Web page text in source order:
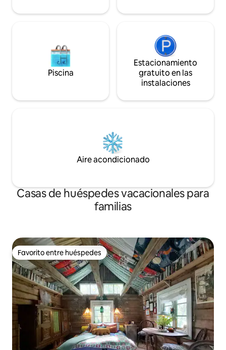
Piscina
Estacionamiento
gratuito en las
instalaciones
Aire acondicionado
Casas de huéspedes vacacionales para
familias
Favorito entre huéspedes
Favorito entre huéspedes